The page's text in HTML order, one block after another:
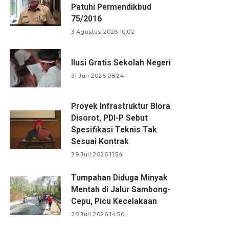
Patuhi Permendikbud
75/2016
3 Agustus 2026 10:02
Ilusi Gratis Sekolah Negeri
31 Juli 2026 08:24
Proyek Infrastruktur Blora
Disorot, PDI-P Sebut
Spesifikasi Teknis Tak
Sesuai Kontrak
29 Juli 2026 11:54
Tumpahan Diduga Minyak
Mentah di Jalur Sambong-
Cepu, Picu Kecelakaan
28 Juli 2026 14:56